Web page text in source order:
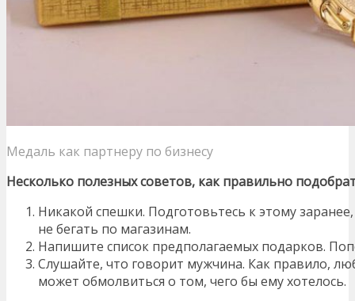
Медаль как партнеру по бизнесу
Несколько полезных советов, как правильно
Никакой спешки. Подготовьтесь к этому
не бегать по магазинам.
Напишите список предполагаемых подарков.
Слушайте, что говорит мужчина. Как правило,
может обмолвиться о том, чего бы ему хотелось.